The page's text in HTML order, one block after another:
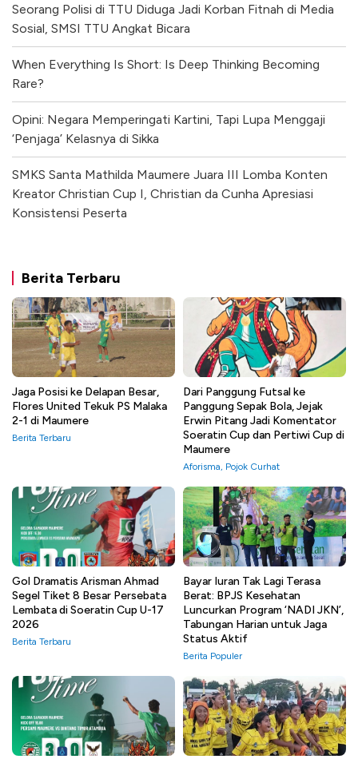
Seorang Polisi di TTU Diduga Jadi Korban Fitnah di Media
Sosial, SMSI TTU Angkat Bicara
When Everything Is Short: Is Deep Thinking Becoming
Rare?
Opini: Negara Memperingati Kartini, Tapi Lupa Menggaji
‘Penjaga’ Kelasnya di Sikka
SMKS Santa Mathilda Maumere Juara III Lomba Konten
Kreator Christian Cup I, Christian da Cunha Apresiasi
Konsistensi Peserta
Berita Terbaru
Jaga Posisi ke Delapan Besar,
Flores United Tekuk PS Malaka
2-1 di Maumere
Berita Terbaru
Dari Panggung Futsal ke
Panggung Sepak Bola, Jejak
Erwin Pitang Jadi Komentator
Soeratin Cup dan Pertiwi Cup di
Maumere
Aforisma, Pojok Curhat
Gol Dramatis Arisman Ahmad
Segel Tiket 8 Besar Persebata
Lembata di Soeratin Cup U-17
2026
Berita Terbaru
Bayar Iuran Tak Lagi Terasa
Berat: BPJS Kesehatan
Luncurkan Program ‘NADI JKN’,
Tabungan Harian untuk Jaga
Status Aktif
Berita Populer